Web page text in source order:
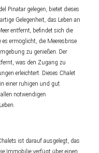
Pinatar gelegen, bietet dieses
Gelegenheit, das Leben an
entfernt, befindet sich die
ermöglicht, die Meeresbrise
zu genießen. Der
was den Zugang zu
erleichtert. Dieses Chalet
einer ruhigen und gut
notwendigen
ist darauf ausgelegt, das
Immobilie verfügt über einen